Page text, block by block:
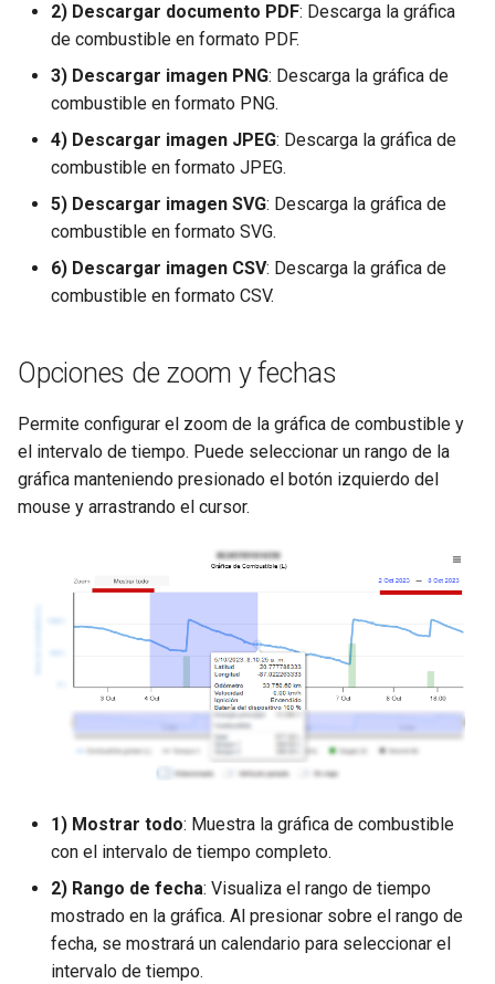
2) Descargar documento PDF: Descarga la gráfica
de combustible en formato PDF.
3) Descargar imagen PNG: Descarga la gráfica de
combustible en formato PNG.
4) Descargar imagen JPEG: Descarga la gráfica de
combustible en formato JPEG.
5) Descargar imagen SVG: Descarga la gráfica de
combustible en formato SVG.
6) Descargar imagen CSV: Descarga la gráfica de
combustible en formato CSV.
Opciones de zoom y fechas
Permite configurar el zoom de la gráfica de combustible y
el intervalo de tiempo. Puede seleccionar un rango de la
gráfica manteniendo presionado el botón izquierdo del
mouse y arrastrando el cursor.
1) Mostrar todo: Muestra la gráfica de combustible
con el intervalo de tiempo completo.
2) Rango de fecha: Visualiza el rango de tiempo
mostrado en la gráfica. Al presionar sobre el rango de
fecha, se mostrará un calendario para seleccionar el
intervalo de tiempo.